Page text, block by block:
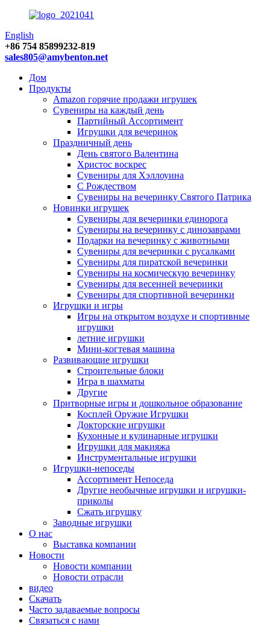
English
+86 754 85899232-819
sales805@amybenton.net
Дом
Продукты
Amazon горячие продажи игрушек
Сувениры на каждый день
Партийный Ассортимент
Игрушки для вечеринок
Праздничный день
День святого Валентина
Христос воскрес
Сувениры для Хэллоуина
С Рождеством
Сувениры на вечеринку Святого Патрика
Новинки игрушек
Сувениры для вечеринки единорога
Сувениры на вечеринку с динозаврами
Подарки на вечеринку с животными
Сувениры для вечеринки с русалками
Сувениры для пиратской вечеринки
Сувениры на космическую вечеринку
Сувениры для весенней вечеринки
Сувениры для спортивной вечеринки
Игрушки и игры
Игры на открытом воздухе и спортивные
игрушки
летние игрушки
Мини-когтевая машина
Развивающие игрушки
Строительные блоки
Игра в шахматы
Другие
Притворные игры и дошкольное образование
Косплей Оружие Игрушки
Докторские игрушки
Кухонные и кулинарные игрушки
Игрушки для макияжа
Инструментальные игрушки
Игрушки-непоседы
Ассортимент Непоседа
Другие необычные игрушки и игрушки-
приколы
Сжать игрушку
Заводные игрушки
О нас
Выставка компании
Новости
Новости компании
Новости отрасли
видео
Скачать
Часто задаваемые вопросы
Связаться с нами